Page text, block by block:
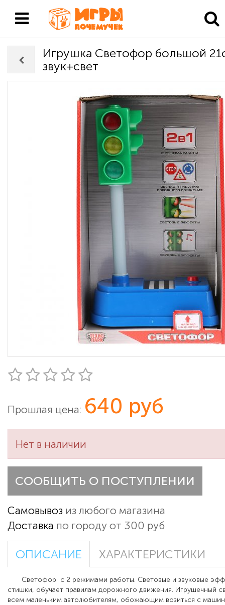
Игрушка Светофор большой
звук+свет
Прошлая цена: 640 руб
Нет в наличии
СООБЩИТЬ О ПОСТУПЛЕНИИ
Самовывоз из любого магазина
Доставка по городу от 300 руб
ОПИСАНИЕ ХАРАКТЕРИСТИКИ
Светофор с 2 режимами работы. Световые и звуковые
стишки, обучает правилам дорожного движения. Игрушечный
всем маленьким автолюбителям, обожающим возиться с